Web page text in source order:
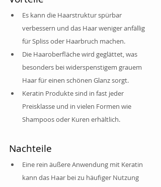
Es kann die Haarstruktur spürbar
verbessern und das Haar weniger anfällig
für Spliss oder Haarbruch machen.
Die Haaroberfläche wird geglättet, was
besonders bei widerspenstigem grauem
Haar für einen schönen Glanz sorgt.
Keratin Produkte sind in fast jeder
Preisklasse und in vielen Formen wie
Shampoos oder Kuren erhältlich.
Nachteile
Eine rein äußere Anwendung mit Keratin
kann das Haar bei zu häufiger Nutzung